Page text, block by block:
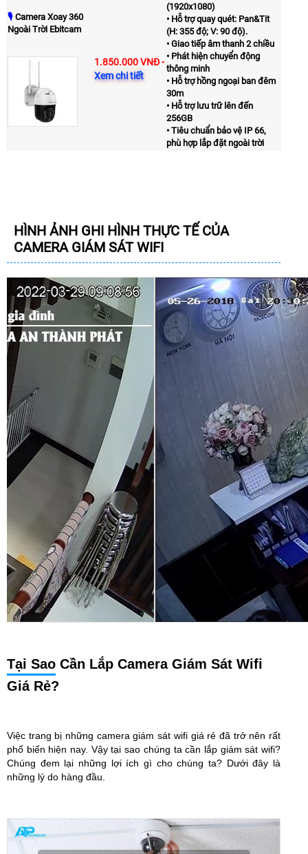
🎙 Camera Xoay 360
Ngoài Trời Ebitcam
1.850.000 VNĐ-
Xem chi tiết
(1920x1080)
• Hỗ trợ quay quét: Pan&Tit
(H: 355 độ; V: 90 độ).
• Giao tiếp âm thanh 2 chiều
• Phát hiện chuyển động
thông minh
• Hỗ trợ hồng ngoại ban đêm
30m
• Hỗ trợ lưu trữ lên đến
256GB
• Tiêu chuẩn bảo vệ IP 66,
phù hợp lắp đặt ngoài trời
HÌNH ẢNH GHI HÌNH THỰC TẾ CỦA
CAMERA GIÁM SÁT WIFI
Tại Sao Cần Lắp Camera Giám Sát Wifi
Giá Rẻ?
Việc trang bị những camera giám sát wifi giá rẻ đã trở nên rất
phổ biến hiện nay. Vậy tại sao chúng ta cần lắp giám sát wifi?
Chúng đem lại những lợi ích gì cho chúng ta? Dưới đây là
những lý do hàng đầu.